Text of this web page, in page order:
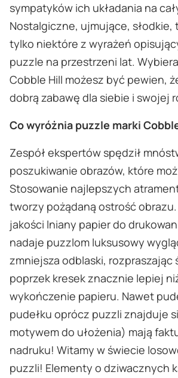
sympatyków ich układania na
Nostalgiczne, ujmujące, słodkie,
tylko niektóre z wyrażeń
puzzle na przestrzeni lat.
Cobble Hill możesz być pewien,
dobrą zabawę dla siebie i swojej
Co wyróżnia puzzle marki
Zespół ekspertów spędził
poszukiwanie obrazów, które
Stosowanie najlepszych
tworzy pożądaną ostrość
jakości lniany papier do
nadaje puzzlom luksusowy
zmniejsza odblaski, rozpraszając
poprzek kresek znacznie lepiej
wykończenie papieru. Nawet
pudełku oprócz puzzli znajduje
motywem do ułożenia) mają
nadruku! Witamy w świecie
puzzli! Elementy o dziwacznych